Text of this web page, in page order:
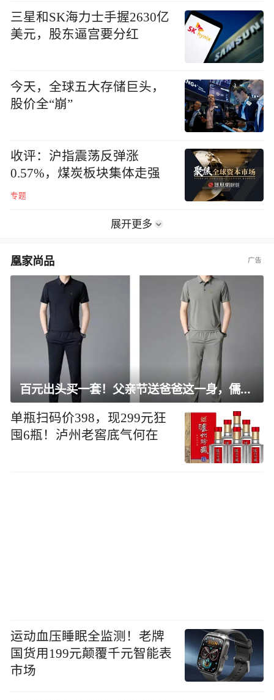
三星和SK海力士手握2630亿
美元，股东逼宫要分红
今天，全球五大存储巨头，
股价全“崩”
收评：沪指震荡反弹涨
0.57%，煤炭板块集体走强
专题
展开更多
凰家尚品
百元出头买一套！父亲节送爸爸这一身，儒雅有型还凉爽
单瓶扫码价398，现299元狂
囤6瓶！泸州老窖底气何在
运动血压睡眠全监测！老牌
国货用199元颠覆千元智能表
市场